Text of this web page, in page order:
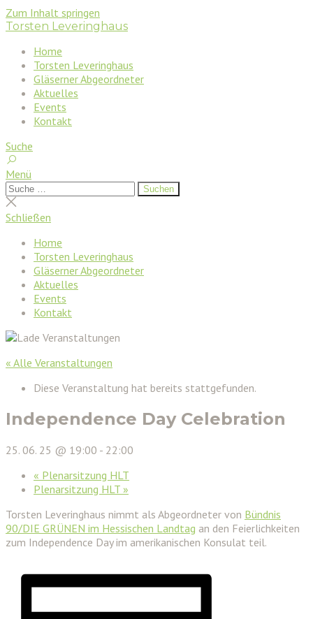
Zum Inhalt springen
Torsten Leveringhaus
Home
Torsten Leveringhaus
Gläserner Abgeordneter
Aktuelles
Events
Kontakt
Suche
Menü
Suchen
nach:
Suchen
Suche
schließen
Schließen
Home
Torsten Leveringhaus
Gläserner Abgeordneter
Aktuelles
Events
Kontakt
« Alle Veranstaltungen
Diese Veranstaltung hat bereits stattgefunden.
Independence Day Celebration
25. 06. 25 @ 19:00 - 22:00
« Plenarsitzung HLT
Plenarsitzung HLT »
Torsten Leveringhaus nimmt als Abgeordneter von Bündnis
90/DIE GRÜNEN im Hessischen Landtag an den Feierlichkeiten
zum Independence Day im amerikanischen Konsulat teil.